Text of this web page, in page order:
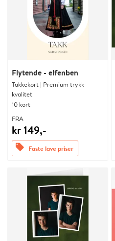
Flytende - elfenben
Takkekort | Premium trykk-
kvalitet
10 kort
FRA
kr 149,-
offers Faste lave priser